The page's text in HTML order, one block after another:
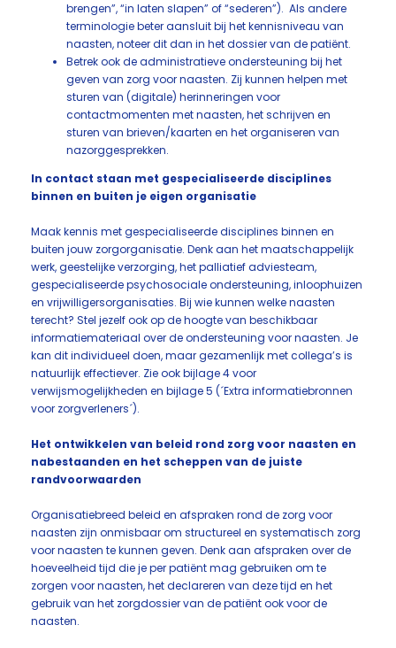
brengen”, “in laten slapen” of “sederen”). Als andere
terminologie beter aansluit bij het kennisniveau van
naasten, noteer dit dan in het dossier van de patiënt.
Betrek ook de administratieve ondersteuning bij het
geven van zorg voor naasten. Zij kunnen helpen met
sturen van (digitale) herinneringen voor
contactmomenten met naasten, het schrijven en
sturen van brieven/kaarten en het organiseren van
nazorggesprekken.
In contact staan met gespecialiseerde disciplines
binnen en buiten je eigen organisatie
Maak kennis met gespecialiseerde disciplines binnen en
buiten jouw zorgorganisatie. Denk aan het maatschappelijk
werk, geestelijke verzorging, het palliatief adviesteam,
gespecialiseerde psychosociale ondersteuning, inloophuizen
en vrijwilligersorganisaties. Bij wie kunnen welke naasten
terecht? Stel jezelf ook op de hoogte van beschikbaar
informatiemateriaal over de ondersteuning voor naasten. Je
kan dit individueel doen, maar gezamenlijk met collega’s is
natuurlijk effectiever. Zie ook bijlage 4 voor
verwijsmogelijkheden en bijlage 5 (´Extra informatiebronnen
voor zorgverleners´).
Het ontwikkelen van beleid rond zorg voor naasten en
nabestaanden en het scheppen van de juiste
randvoorwaarden
Organisatiebreed beleid en afspraken rond de zorg voor
naasten zijn onmisbaar om structureel en systematisch zorg
voor naasten te kunnen geven. Denk aan afspraken over de
hoeveelheid tijd die je per patiënt mag gebruiken om te
zorgen voor naasten, het declareren van deze tijd en het
gebruik van het zorgdossier van de patiënt ook voor de
naasten.